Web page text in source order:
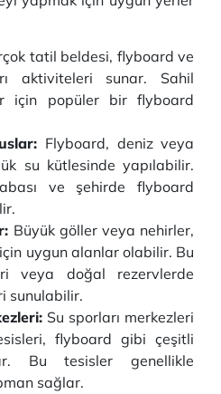
tatil beldesi, flyboard ve
aktiviteleri sunar. Sahil
için popüler bir flyboard
Flyboard, deniz veya
su kütlesinde yapılabilir.
ve şehirde flyboard
Büyük göller veya nehirler,
uygun alanlar olabilir. Bu
veya doğal rezervlerde
sunulabilir.
Su sporları merkezleri
flyboard gibi çeşitli
Bu tesisler genellikle
sağlar.